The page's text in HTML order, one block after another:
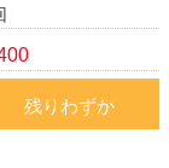
残りわずか